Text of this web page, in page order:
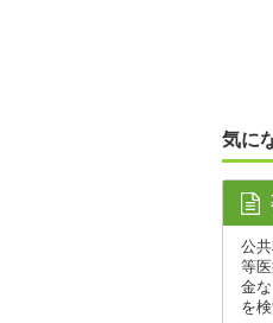
気に
公
等
金
を